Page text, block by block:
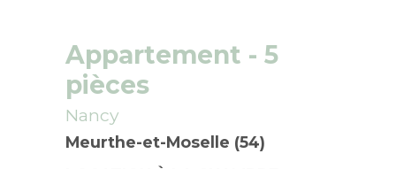
Appartement - 5
pièces
Nancy
Meurthe-et-Moselle (54)